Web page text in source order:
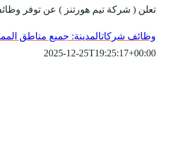
تعلن ( شركة تيم هورتنز ) عن توفر
وظائف شركاتالمدينة: جميع مناطق
2025-12-25T19:25:17+00:00